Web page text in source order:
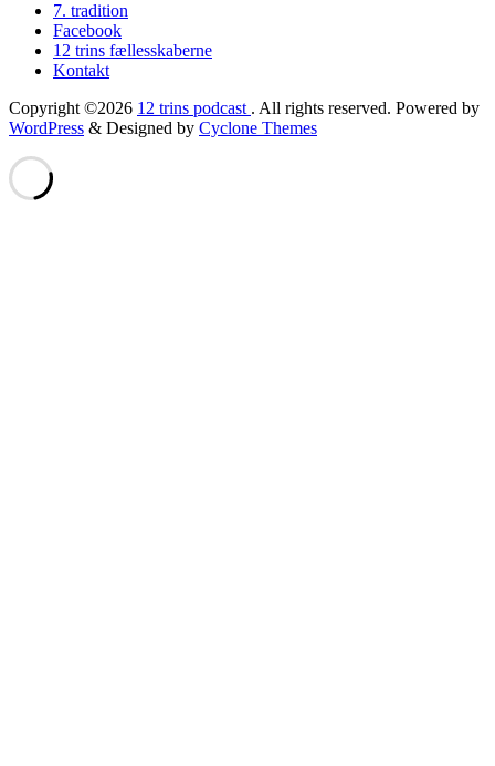
7. tradition
Facebook
12 trins fællesskaberne
Kontakt
Copyright ©2026 12 trins podcast . All rights reserved. Powered by
WordPress & Designed by Cyclone Themes